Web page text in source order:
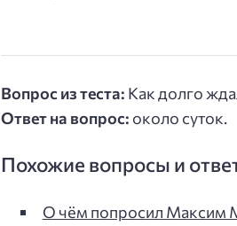
Вопрос из теста: Как долго
Ответ на вопрос: около суток.
Похожие вопросы и
О чём попросил Максим